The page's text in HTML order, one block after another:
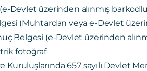
Devlet üzerinden alınmış
(Muhtardan veya e-Devlet
Belgesi (e-Devlet üzerinden
fotoğraf
657 sayılı Devlet